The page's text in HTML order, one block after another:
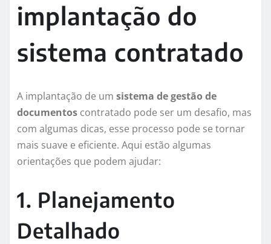
implantação do
sistema contratado
A implantação de um sistema de gestão de
documentos contratado pode ser um desafio, mas
com algumas dicas, esse processo pode se tornar
mais suave e eficiente. Aqui estão algumas
orientações que podem ajudar:
1. Planejamento
Detalhado